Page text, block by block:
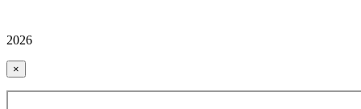
2026
×